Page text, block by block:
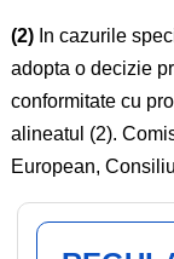
(2)In cazurile
adopta o decizie
conformitate cu
alineatul (2).
European,